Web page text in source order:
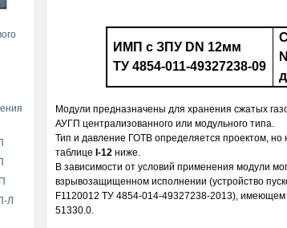
Л
ИМП с ЗПУ DN 12мм
ТУ 4854-011-49327238-09
Модули предназначены для хранения сжатых
АУГП централизованного или модульного типа.
Тип и давление ГОТВ опре­деляется проектом, но
таблице I-12 ниже.
В зависимости от условий применения модули
взрывозащищенном исполнении (устройство
F1120012 ТУ 4854-014-49327238-2013),
51330.0.